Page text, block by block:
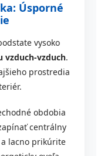
Úsporné
vysoko
vzduch-vzduch.
prostredia
obdobia
centrálny
lacno prikúrite